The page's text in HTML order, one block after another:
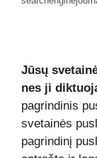
Jūsų
nes ji
pagrindinis
svetainės
pagrindinį